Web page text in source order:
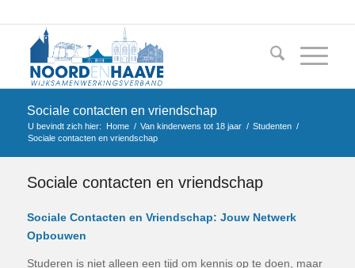
Sociale contacten en vriendschap
U bevindt zich hier: Home / Van kinderwens tot 18 jaar / Studenten /
Sociale contacten en vriendschap
Sociale contacten en vriendschap
Sociale Contacten en Vriendschap: Jouw Netwerk
Opbouwen
Studeren is niet alleen een tijd om kennis op te doen, maar